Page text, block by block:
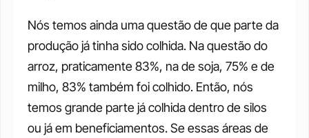
Nós temos ainda uma questão de que parte da
produção já tinha sido colhida. Na questão do
arroz, praticamente 83%, na de soja, 75% e de
milho, 83% também foi colhido. Então, nós
temos grande parte já colhida dentro de silos
ou já em beneficiamentos. Se essas áreas de